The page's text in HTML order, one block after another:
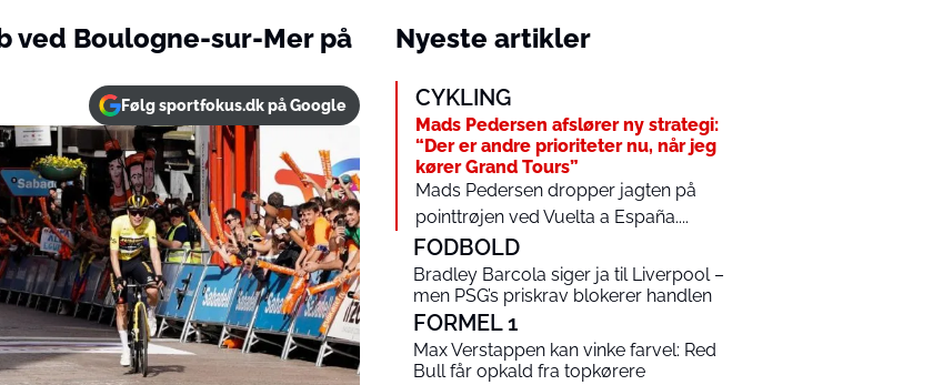
ved Boulogne-sur-Mer på
Følg sportfokus.dk på Google
Nyeste artikler
CYKLING
Mads Pedersen afslører ny strategi:
“Der er andre prioriteter nu, når jeg
kører Grand Tours”
Mads Pedersen dropper jagten på
pointtrøjen ved Vuelta a España....
FODBOLD
Bradley Barcola siger ja til Liverpool –
men PSG’s priskrav blokerer handlen
FORMEL 1
Max Verstappen kan vinke farvel: Red
Bull får opkald fra topkørere